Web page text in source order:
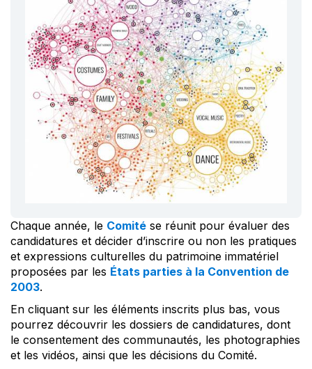
Chaque année, le Comité se réunit pour évaluer des
candidatures et décider d’inscrire ou non les pratiques
et expressions culturelles du patrimoine immatériel
proposées par les États parties à la Convention de
2003.
En cliquant sur les éléments inscrits plus bas, vous
pourrez découvrir les dossiers de candidatures, dont
le consentement des communautés, les photographies
et les vidéos, ainsi que les décisions du Comité.